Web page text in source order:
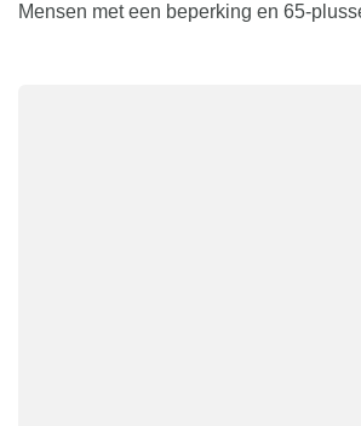
Mensen met een beperking en 65-